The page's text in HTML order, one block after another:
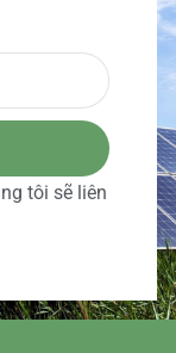
tôi sẽ liên